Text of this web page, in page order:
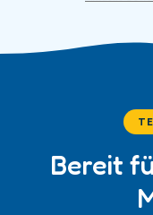
✓ Antwort innerhalb